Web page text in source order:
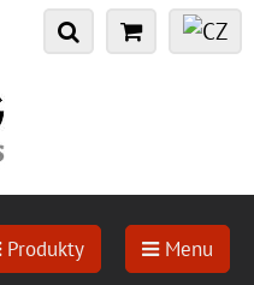
Produkty Menu